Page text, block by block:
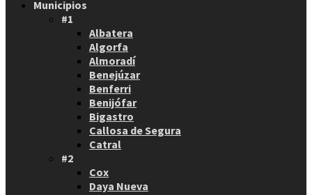
Municipios
#1
Albatera
Algorfa
Almoradí
Benejúzar
Benferri
Benijófar
Bigastro
Callosa de Segura
Catral
#2
Cox
Daya Nueva